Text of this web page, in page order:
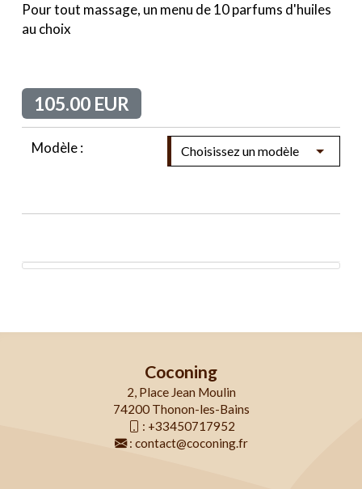
Pour tout massage, un menu de 10 parfums d'huiles
au choix
105.00 EUR
Modèle :
Coconing
2, Place Jean Moulin
74200 Thonon-les-Bains
: +33450717952
: contact@coconing.fr